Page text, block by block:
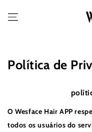
CONTEÚDO
Política de
O Wesface Hair APP
todos os usuários do